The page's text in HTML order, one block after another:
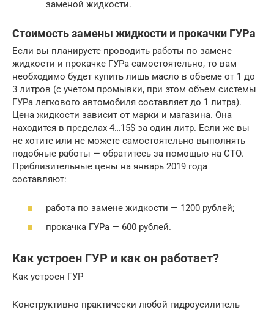
заменой жидкости.
Стоимость замены жидкости и прокачки ГУРа
Если вы планируете проводить работы по замене
жидкости и прокачке ГУРа самостоятельно, то вам
необходимо будет купить лишь масло в объеме от 1 до
3 литров (с учетом промывки, при этом объем системы
ГУРа легкового автомобиля составляет до 1 литра).
Цена жидкости зависит от марки и магазина. Она
находится в пределах 4…15$ за один литр. Если же вы
не хотите или не можете самостоятельно выполнять
подобные работы — обратитесь за помощью на СТО.
Приблизительные цены на январь 2019 года
составляют:
работа по замене жидкости — 1200 рублей;
прокачка ГУРа — 600 рублей.
Как устроен ГУР и как он работает?
Как устроен ГУР
Конструктивно практически любой гидроусилитель